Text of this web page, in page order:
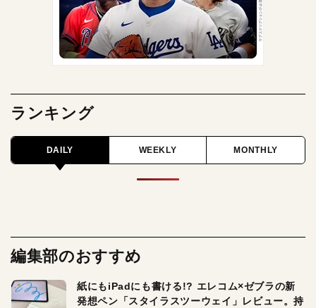
ランキング
DAILY WEEKLY MONTHLY
編集部のおすすめ
紙にもiPadにも書ける!? エレコム×ゼブラの新
発想ペン「スタイラスツーウェイ」レビュー。持